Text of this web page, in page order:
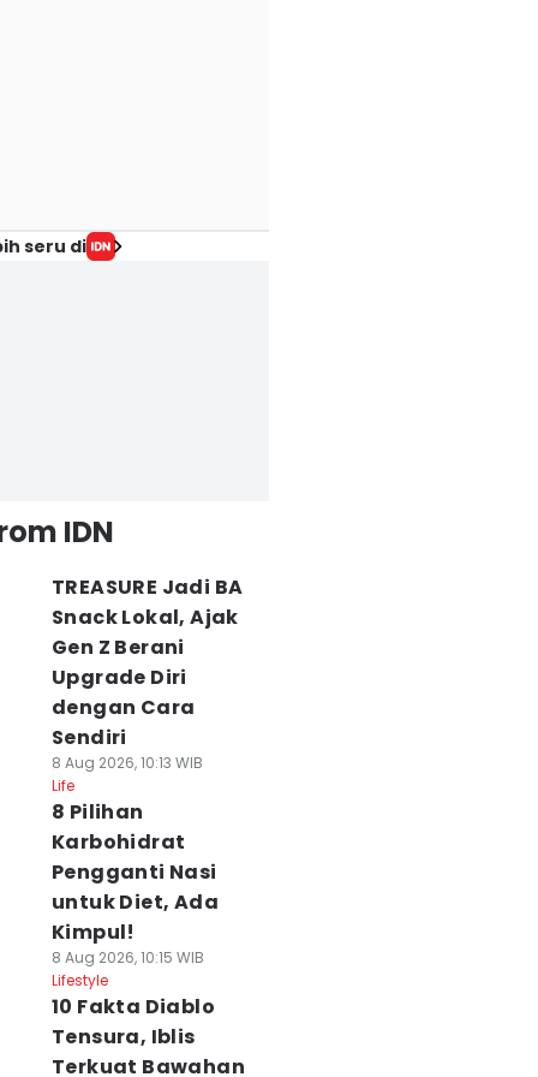
seru di
IDN
TREASURE Jadi BA
Snack Lokal, Ajak
Gen Z Berani
Upgrade Diri
dengan Cara
Sendiri
8 Aug 2026, 10:13 WIB
Life
8 Pilihan
Karbohidrat
Pengganti Nasi
untuk Diet, Ada
Kimpul!
8 Aug 2026, 10:15 WIB
Lifestyle
10 Fakta Diablo
Tensura, Iblis
Terkuat Bawahan